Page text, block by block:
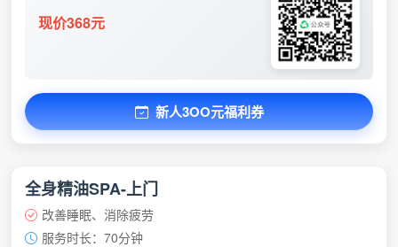
现价368元
新人3OO元福利券
全身精油SPA-上门
改善睡眠、消除疲劳
服务时长：70分钟